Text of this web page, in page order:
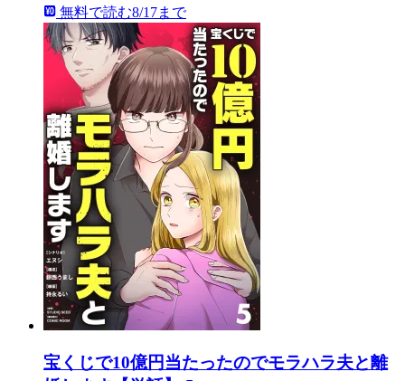
無料で読む8/17まで
宝くじで10億円当たったのでモラハラ夫と離